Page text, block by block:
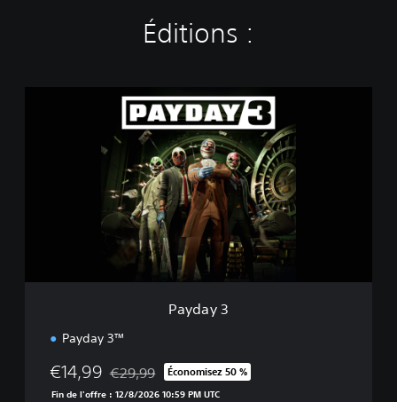
Éditions :
Payday 3
Payday 3™
€14,99 Remise par rapport au prix d'origine de €29,99
€29,99 Économisez 50 %
Fin de l'offre : 12/8/2026 10:59 PM UTC